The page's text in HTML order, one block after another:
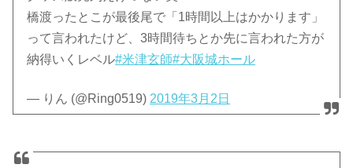
橋渡ったとこが最後尾で「1時間以上はかかります」
って言われたけど、3時間待ちとか先に言われた方が
納得いくレベル#米津玄師#大阪城ホール
— りん (@Ring0519) 2019年3月2日